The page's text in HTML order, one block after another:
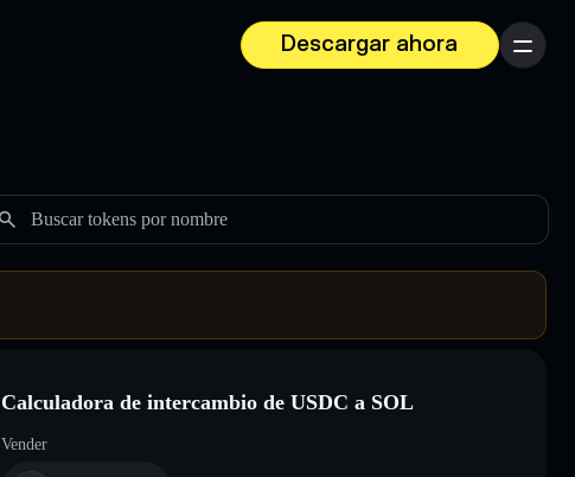
Descargar ahora
Menú
Buscar tokens por nombre
Calculadora de intercambio de USDC a SOL
Vender